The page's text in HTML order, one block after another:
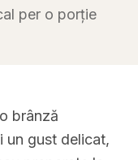
per o porție
brânză
un gust delicat,